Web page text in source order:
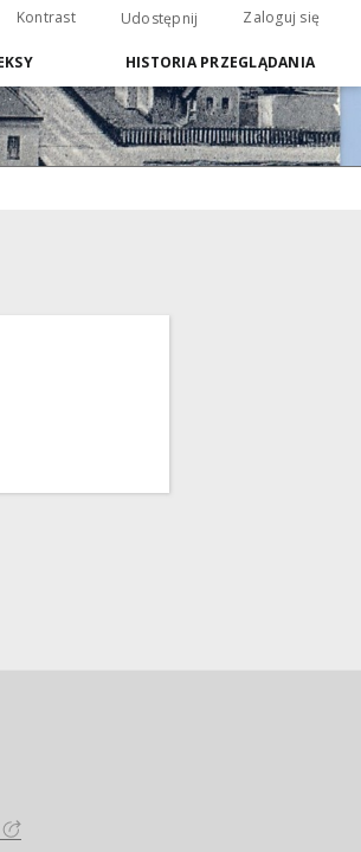
Kontrast Udostępnij Zaloguj się
HISTORIA PRZEGLĄDANIA